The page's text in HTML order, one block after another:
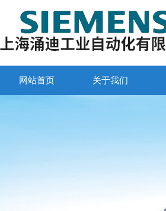
网站首页 关于我们